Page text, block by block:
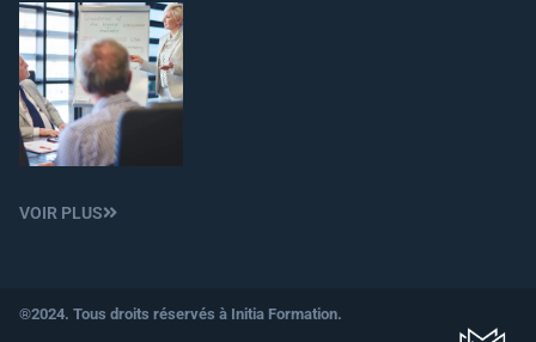
VOIR PLUS
®2024. Tous droits réservés à Initia Formation.